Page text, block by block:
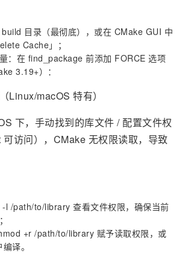
目录（最彻底），或在 CMake GUI 中
Cache」；
：在 find_package 前添加 FORCE 选项
3.19+）：
Linux/macOS 特有）
下，手动找到的库文件 / 配置文件权
访问），CMake 无权限读取，导致
l /path/to/library 查看文件权限，确保当前
+r /path/to/library 赋予读取权限，或
译。